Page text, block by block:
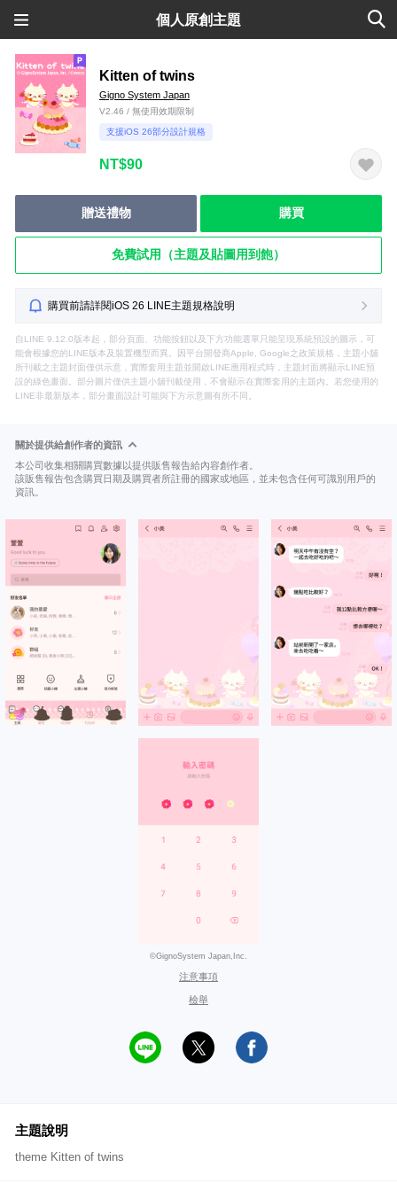
個人原創主題
Kitten of twins
Gigno System Japan
V2.46 / 無使用效期限制
支援iOS 26部分設計規格
NT$90
贈送禮物 購買
免費試用（主題及貼圖用到飽）
購買前請詳閱iOS 26 LINE主題規格說明
自LINE 9.12.0版本起，部分頁面、功能按鈕以及下方功能選單只能呈現系統預設的圖示，可
能會根據您的LINE版本及裝置機型而異。因平台開發商Apple, Google之政策規格，主題小舖
所刊載之主題封面僅供示意，實際套用主題並開啟LINE應用程式時，主題封面將顯示LINE預
設的綠色畫面。部分圖片僅供主題小舖刊載使用，不會顯示在實際套用的主題內。若您使用的
LINE非最新版本，部分畫面設計可能與下方示意圖有所不同。
關於提供給創作者的資訊
本公司收集相關購買數據以提供販售報告給內容創作者。
該販售報告包含購買日期及購買者所註冊的國家或地區，並未包含任何可識別用戶的
資訊。
©GignoSystem Japan,Inc.
注意事項
檢舉
主題說明
theme Kitten of twins